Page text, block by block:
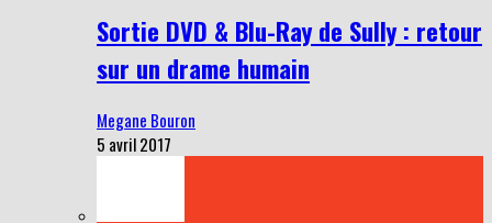
Sortie DVD & Blu-Ray de Sully : retour
sur un drame humain
Megane Bouron
5 avril 2017